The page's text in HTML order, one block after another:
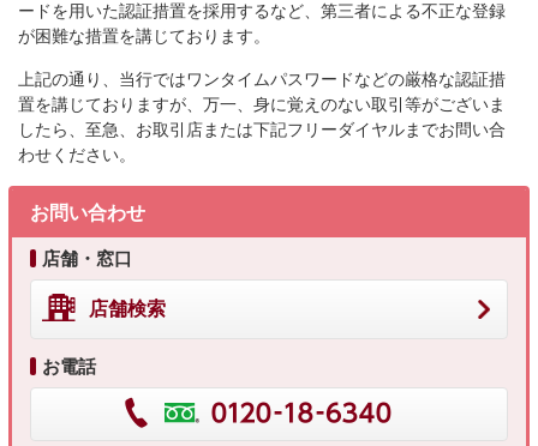
ードを用いた認証措置を採用するなど、第三者による不正な登録
が困難な措置を講じております。
上記の通り、当行ではワンタイムパスワードなどの厳格な認証措
置を講じておりますが、万一、身に覚えのない取引等がございま
したら、至急、お取引店または下記フリーダイヤルまでお問い合
わせください。
お問い合わせ
店舗・窓口
店舗検索
お電話